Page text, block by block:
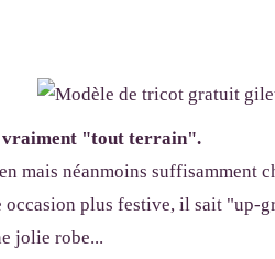
vraiment "tout terrain".
mais néanmoins suffisamment
occasion plus festive, il sait "up-
jolie robe...